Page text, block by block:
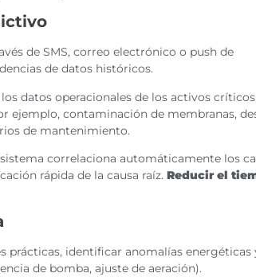
de SMS, correo electrónico o push de
de datos históricos.
datos operacionales de los activos críticos
ejemplo, contaminación de membranas,
de mantenimiento.
correlaciona automáticamente los
rápida de la causa raíz. Reducir el
prácticas, identificar anomalías energéticas
de bomba, ajuste de aeración).